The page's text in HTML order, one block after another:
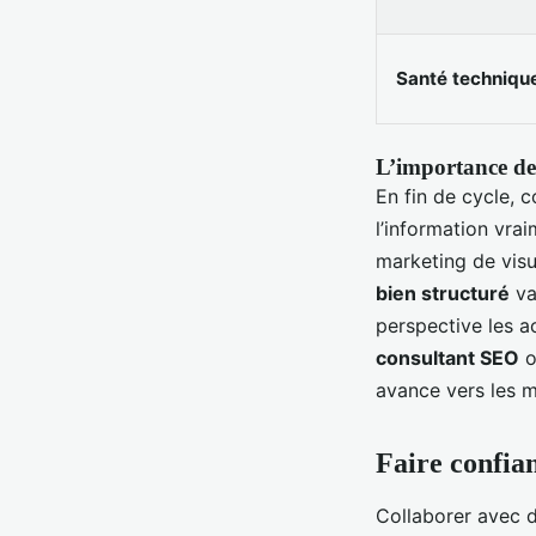
Santé
L’importance
En fin de cycle,
l’information
marketing de
bien structuré
perspective les
consultant SEO
avance vers les
Faire
Collaborer avec